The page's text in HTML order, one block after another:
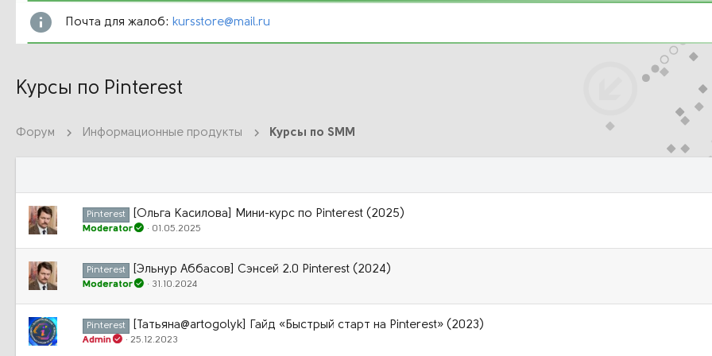
Почта для жалоб: kursstore@mail.ru
Курсы по Pinterest
Форум Информационные продукты Курсы по SMM
Pinterest [Ольга Касилова] Мини-курс по Pinterest (2025)
Moderator 01.05.2025
Pinterest [Эльнур Аббасов] Сэнсей 2.0 Pinterest (2024)
Moderator 31.10.2024
Pinterest [Татьяна@artogolyk] Гайд «Быстрый старт на Pinterest» (2023)
Admin 25.12.2023